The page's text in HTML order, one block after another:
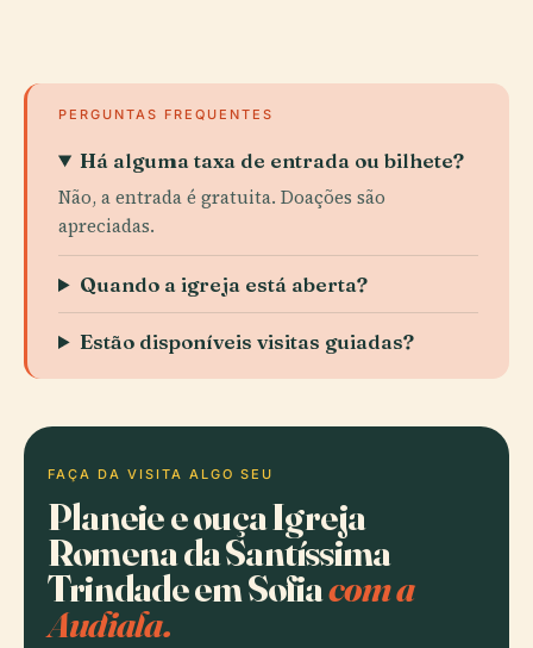
PERGUNTAS FREQUENTES
Há alguma taxa de entrada ou bilhete?
Não, a entrada é gratuita. Doações são
apreciadas.
Quando a igreja está aberta?
Estão disponíveis visitas guiadas?
FAÇA DA VISITA ALGO SEU
Planeie e ouça Igreja
Romena da Santíssima
Trindade em Sofiacom a
Audiala.